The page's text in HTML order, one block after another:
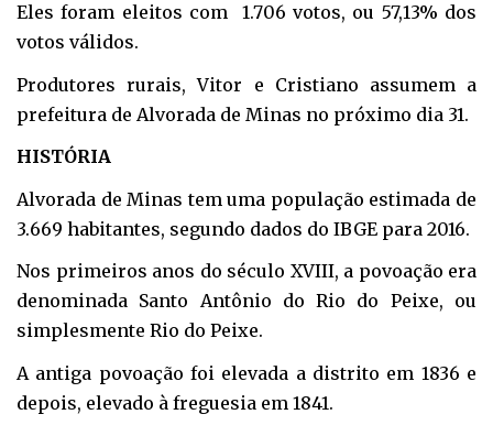
Eles foram eleitos com 1.706 votos, ou 57,13% dos
votos válidos.
Produtores rurais, Vitor e Cristiano assumem a
prefeitura de Alvorada de Minas no próximo dia 31.
HISTÓRIA
Alvorada de Minas tem uma população estimada de
3.669 habitantes, segundo dados do IBGE para 2016.
Nos primeiros anos do século XVIII, a povoação era
denominada Santo Antônio do Rio do Peixe, ou
simplesmente Rio do Peixe.
A antiga povoação foi elevada a distrito em 1836 e
depois, elevado à freguesia em 1841.